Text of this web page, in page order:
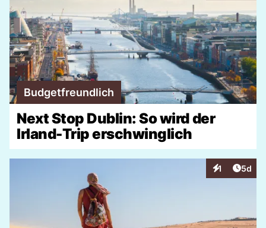
Budgetfreundlich
Next Stop Dublin: So wird der
Irland-Trip erschwinglich
1
Interaktionen
5d